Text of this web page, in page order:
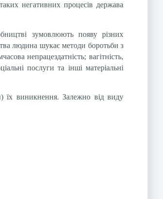
негативних процесів держава
зумовлюють появу різних
людина шукає методи боротьби з
непрацездатність; вагітність,
послуги та інші матеріальні
їх виникнення. Залежно від виду